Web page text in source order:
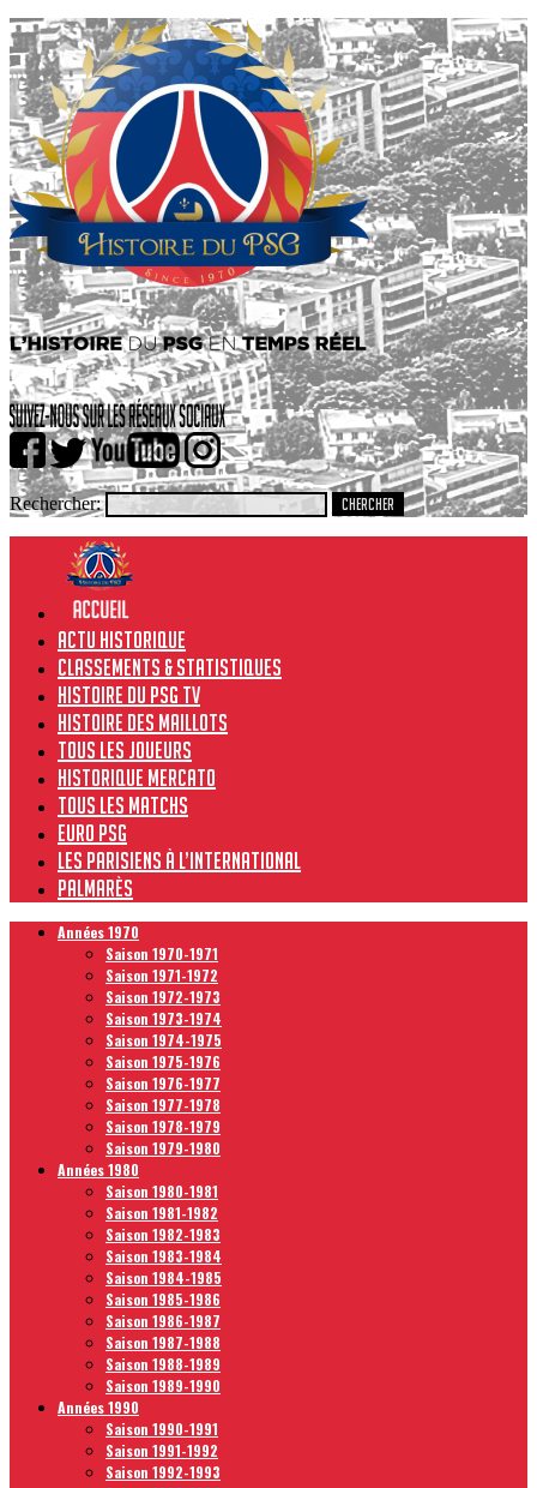
Rechercher:
Actu historique
Classements & Statistiques
Histoire du PSG TV
Histoire des maillots
Tous les joueurs
Historique Mercato
Tous les matchs
Euro PSG
Les Parisiens à l’international
Palmarès
Années 1970
Saison 1970-1971
Saison 1971-1972
Saison 1972-1973
Saison 1973-1974
Saison 1974-1975
Saison 1975-1976
Saison 1976-1977
Saison 1977-1978
Saison 1978-1979
Saison 1979-1980
Années 1980
Saison 1980-1981
Saison 1981-1982
Saison 1982-1983
Saison 1983-1984
Saison 1984-1985
Saison 1985-1986
Saison 1986-1987
Saison 1987-1988
Saison 1988-1989
Saison 1989-1990
Années 1990
Saison 1990-1991
Saison 1991-1992
Saison 1992-1993